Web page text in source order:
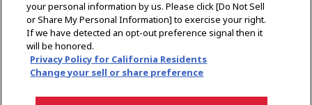
Select Region
นโยบายความเป็นส่วนตัว นโยบายคุกกี้
ข้อกำหนดการใช้
your personal information by us. Please click [Do Not Sell
or Share My Personal Information] to exercise your right.
If we have detected an opt-out preference signal then it
will be honored.
Privacy Policy for California Residents
Change your sell or share preference